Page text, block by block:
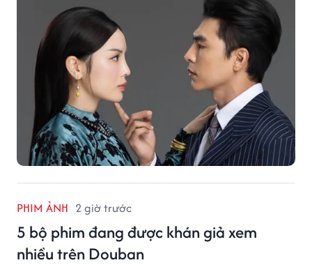
PHIM ẢNH 2 giờ trước
5 bộ phim đang được khán giả xem
nhiều trên Douban